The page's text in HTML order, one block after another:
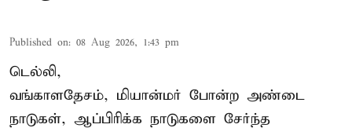
Published on: 08 Aug 2026, 1:43 pm
டெல்லி,
வங்காளதேசம், மியான்மர் போன்ற அண்டை
நாடுகள், ஆப்பிரிக்க நாடுகளை சேர்ந்த